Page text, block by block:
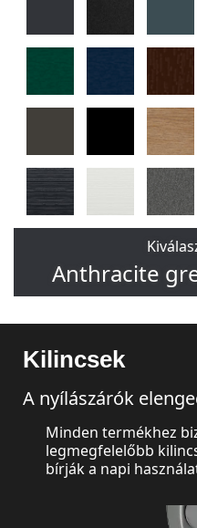
Anthracite
Kilincsek
A nyílászárók
Minden termékhez
legmegfelelőbb
bírják a napi